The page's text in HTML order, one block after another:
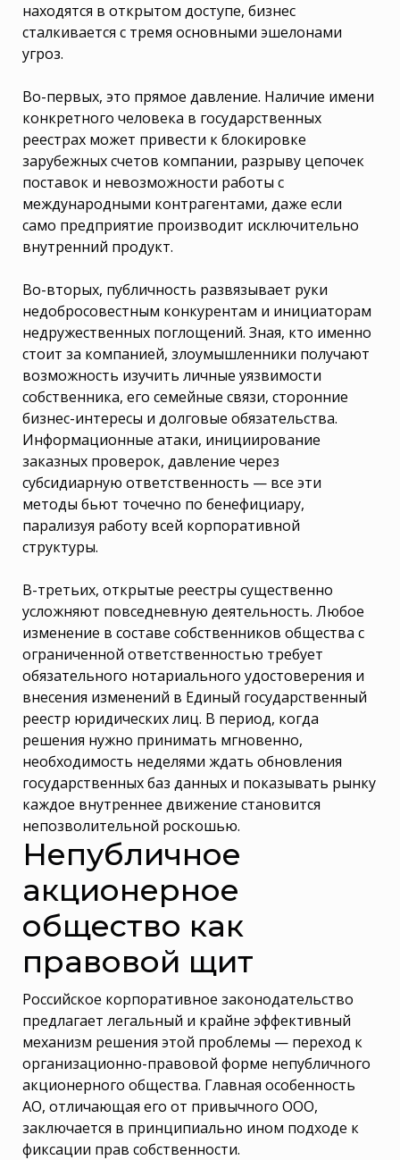
находятся в открытом доступе, бизнес
сталкивается с тремя основными эшелонами
угроз.
Во-первых, это прямое давление. Наличие имени
конкретного человека в государственных
реестрах может привести к блокировке
зарубежных счетов компании, разрыву цепочек
поставок и невозможности работы с
международными контрагентами, даже если
само предприятие производит исключительно
внутренний продукт.
Во-вторых, публичность развязывает руки
недобросовестным конкурентам и инициаторам
недружественных поглощений. Зная, кто именно
стоит за компанией, злоумышленники получают
возможность изучить личные уязвимости
собственника, его семейные связи, сторонние
бизнес-интересы и долговые обязательства.
Информационные атаки, инициирование
заказных проверок, давление через
субсидиарную ответственность — все эти
методы бьют точечно по бенефициару,
парализуя работу всей корпоративной
структуры.
В-третьих, открытые реестры существенно
усложняют повседневную деятельность. Любое
изменение в составе собственников общества с
ограниченной ответственностью требует
обязательного нотариального удостоверения и
внесения изменений в Единый государственный
реестр юридических лиц. В период, когда
решения нужно принимать мгновенно,
необходимость неделями ждать обновления
государственных баз данных и показывать рынку
каждое внутреннее движение становится
непозволительной роскошью.
Непубличное
акционерное
общество как
правовой щит
Российское корпоративное законодательство
предлагает легальный и крайне эффективный
механизм решения этой проблемы — переход к
организационно-правовой форме непубличного
акционерного общества. Главная особенность
АО, отличающая его от привычного ООО,
заключается в принципиально ином подходе к
фиксации прав собственности.